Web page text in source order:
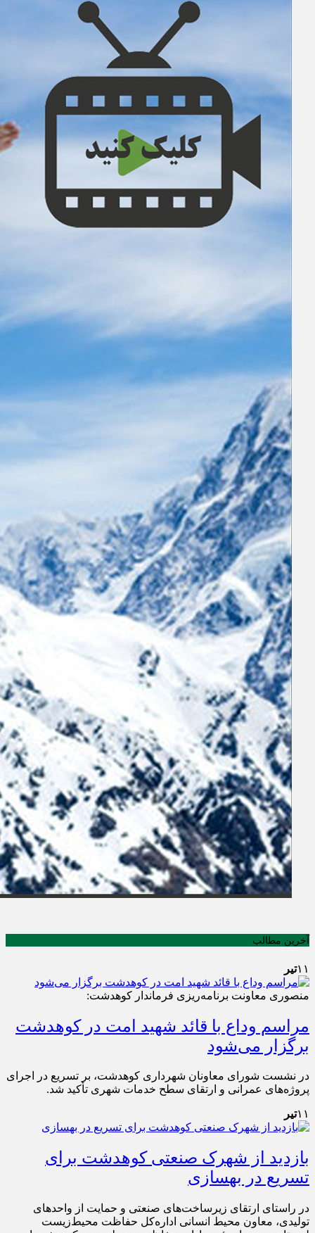
آخرین مطالب
۱۱تیر
منصوری معاونت برنامه‌ریزی فرماندار کوهدشت:
مراسم وداع با قائد شهید امت در کوهدشت
برگزار می‌شود
در نشست شورای معاونان شهرداری کوهدشت، بر تسریع در اجرای
پروژه‌های عمرانی و ارتقای سطح خدمات شهری تأکید شد.
۱۱تیر
بازدید از شهرک صنعتی کوهدشت برای
تسریع در بهسازی
در راستای ارتقای زیرساخت‌های صنعتی و حمایت از واحدهای
تولیدی، معاون محیط انسانی اداره‌کل حفاظت محیط‌زیست